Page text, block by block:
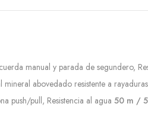
manual y parada de segundero,
mineral abovedado resistente a
push/pull, Resistencia al agua 50 m /